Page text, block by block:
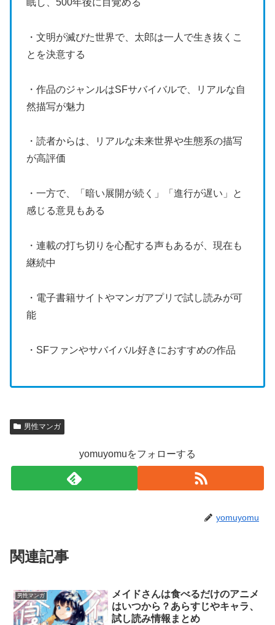
眠し、500年後に目覚める
・文明が滅びた世界で、太郎は一人で生き抜くこ
とを決意する
・作品のジャンルはSFサバイバルで、リアルな自
然描写が魅力
・読者からは、リアルな未来世界や生態系の描写
が高評価
・一方で、「暗い展開が続く」「進行が遅い」と
感じる意見もある
・連載の打ち切りを心配する声もあるが、現在も
継続中
・電子書籍サイトやマンガアプリで試し読みが可
能
・SFファンやサバイバル好きにおすすめの作品
男性マンガ
yomuyomuをフォローする
yomuyomu
関連記事
男性マンガ
メイドさんは食べるだけのアニメ
はいつから？あらすじやキャラ、
試し読み情報まとめ